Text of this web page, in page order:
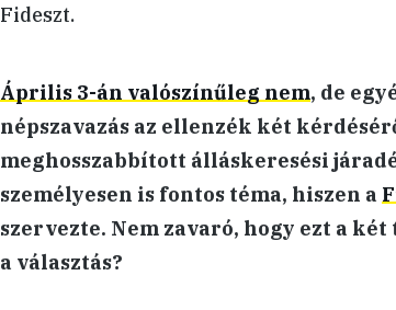
Fideszt.
Április 3-án valószínűleg nem, de
népszavazás az ellenzék két
meghosszabbított álláskeresési
személyesen is fontos téma, hiszen a
szervezte. Nem zavaró, hogy ezt a
a választás?